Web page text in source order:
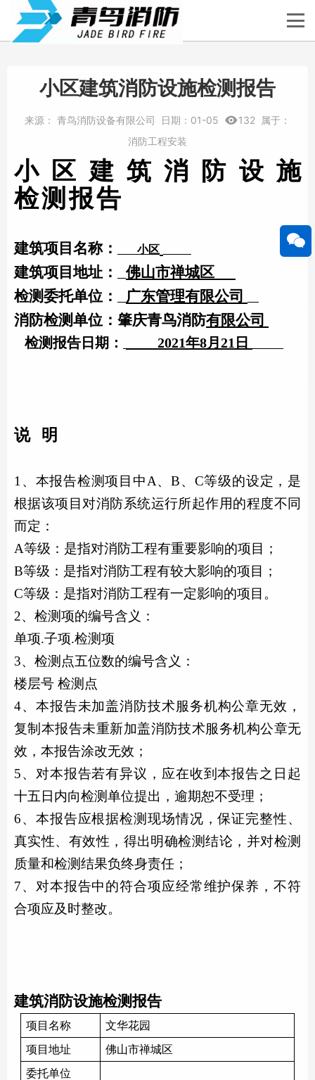
小区建筑消防设施检测报告
来源： 青鸟消防设备有限公司 日期： 01-05 132 属于：
消防工程安装
小区建筑消防设施
检测 报告
建筑项目名称： 小区
建筑项目地址：
佛山市禅城区
检测委托单位：
广东管理有限公司
消防检测单位：肇庆青鸟消防有限公司
检测报告日期： 2021年8月21日
说 明
1、 本报告检测项目中A、B、 C等级的设定，是
根据该项目对消防系统运行所起作用的程度不同
而定：
A等级：是指对消防工程有重要影响的项目；
B等级：是指对消防工程有较大影响的项目；
C等级：是指对消防工程有一定影响的项目。
2、检测项的编号含义：
单项.子项.检测项
3、检测点五位数的编号含义：
楼层号 检测点
4、本报告未加盖消防技术服务机构公章无效，
复制本报告未重新加盖消防技术服务机构公章无
效，本报告涂改无效；
5、对本报告若有异议，应在收到本报告之日起
十五日内向检测单位提出，逾期恕不受理；
6、本报告应根据检测现场情况，保证完整性、
真实性、有效性，得出明确检测结论，并对检测
质量和检测结果负终身责任；
7、对本报告中的符合项应经常维护保养，不符
合项应及时整改。
建筑消防设施检测报告
项目名称
文华花园
项目地址
佛山市禅城区
委托单位